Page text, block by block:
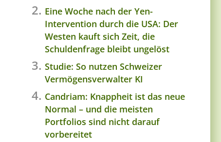
Eine Woche nach der Yen-
Intervention durch die USA: Der
Westen kauft sich Zeit, die
Schuldenfrage bleibt ungelöst
Studie: So nutzen Schweizer
Vermögensverwalter KI
Candriam: Knappheit ist das neue
Normal – und die meisten
Portfolios sind nicht darauf
vorbereitet